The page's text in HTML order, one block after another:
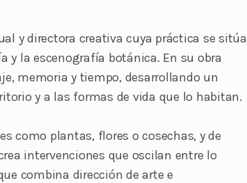
y directora creativa cuya práctica se sitúa
la escenografía botánica. En su obra
memoria y tiempo, desarrollando un
y a las formas de vida que lo habitan.
como plantas, flores o cosechas, y de
intervenciones que oscilan entre lo
combina dirección de arte e